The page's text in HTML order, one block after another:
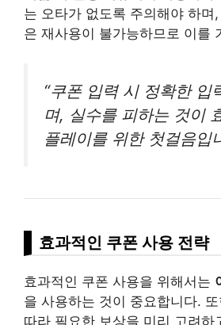
는 오타가 없도록 주의해야 하며
은 재사용이 불가능하므로 이를
“쿠폰 입력 시 정확한 입
며, 실수를 피하는 것이
플레이를 위한 첫걸음입
효과적인 쿠폰 사용 전략
효과적인 쿠폰 사용을 위해서는
을 사용하는 것이 중요합니다.
따라 필요한 보상을 미리 고려하